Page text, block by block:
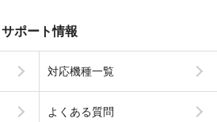
サポート情報
対応機種一覧
よくある質問